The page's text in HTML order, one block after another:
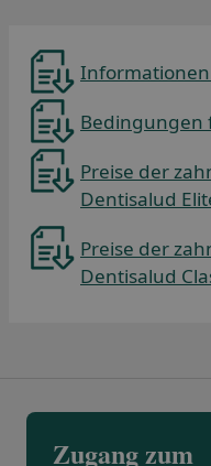
Bedingungen
Preise der
Dentisalud
Preise der
Dentisalud
Zugang zum